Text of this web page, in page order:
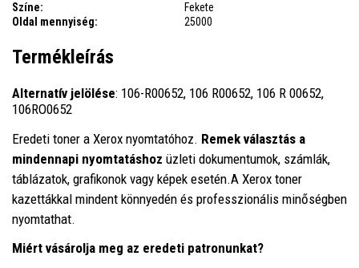
Színe:
Fekete
Oldal mennyiség:
25000
Termékleírás
Alternatív jelölése: 106-R00652, 106 R00652, 106 R 00652,
106RO0652
Eredeti toner a Xerox nyomtatóhoz. Remek választás a
mindennapi nyomtatáshoz üzleti dokumentumok, számlák,
táblázatok, grafikonok vagy képek esetén.A Xerox toner
kazettákkal mindent könnyedén és professzionális minőségben
nyomtathat.
Miért vásárolja meg az eredeti patronunkat?